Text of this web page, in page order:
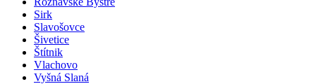
Sirk
Slavošovce
Šivetice
Štítnik
Vlachovo
Vyšná Slaná